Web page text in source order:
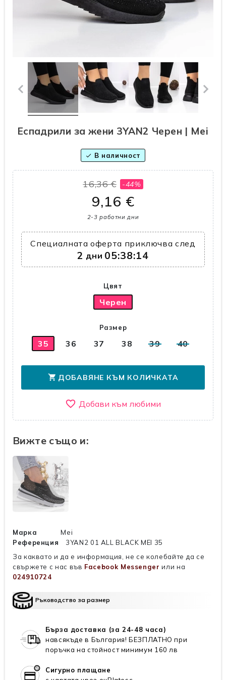
Еспадрили за жени 3YAN2 Черен | Mei
check В наличност
16,36 € -44%
9,16 €
2-3 работни дни
Специалната оферта приключва след
2 дни 05:38:14
Цвят
Черен
Размер
35 36 37 38 39 40
shopping_cart ДОБАВЯНЕ КЪМ КОЛИЧКАТА
favorite_border
Вижте също и:
Марка
Mei
Референция
3YAN2 01 ALL BLACK MEI 35
За каквато и да е информация, не се колебайте да се
свържете с нас във Facebook Messenger или на
024910724
Ръководство за размер
Бърза доставка (за 24-48 часа)
навсякъде в България! БЕЗПЛАТНО при
поръчка на стойност минимум 160 лв
Сигурно плащане